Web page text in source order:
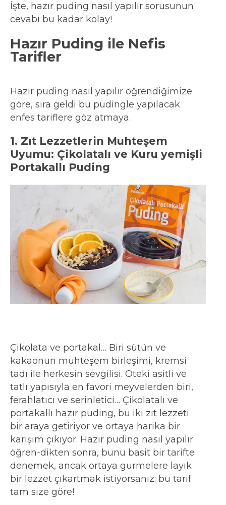
İşte, hazır puding nasıl yapılır sorusunun
cevabı bu kadar kolay!
Hazır Puding ile Nefis
Tarifler
Hazır puding nasıl yapılır öğrendiğimize
göre, sıra geldi bu pudingle yapılacak
enfes tariflere göz atmaya.
1. Zıt Lezzetlerin Muhteşem
Uyumu: Çikolatalı ve Kuru yemişli
Portakallı Puding
Çikolata ve portakal… Biri sütün ve
kakaonun muhteşem birleşimi, kremsi
tadı ile herkesin sevgilisi. Öteki asitli ve
tatlı yapısıyla en favori meyvelerden biri,
ferahlatıcı ve serinletici… Çikolatalı ve
portakallı hazır puding, bu iki zıt lezzeti
bir araya getiriyor ve ortaya harika bir
karışım çıkıyor. Hazır puding nasıl yapılır
öğren-dikten sonra, bunu basit bir tarifte
denemek, ancak ortaya gurmelere layık
bir lezzet çıkartmak istiyorsanız; bu tarif
tam size göre!